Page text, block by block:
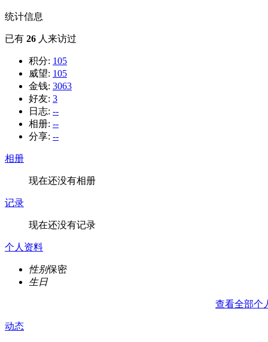
统计信息
已有 26 人来访过
积分: 105
威望: 105
金钱: 3063
好友: 3
日志: --
相册: --
分享: --
相册
现在还没有相册
记录
现在还没有记录
个人资料
性别保密
生日
查看全部个
动态